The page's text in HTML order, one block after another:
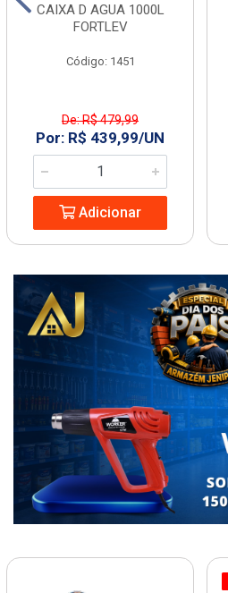
CAIXA D AGUA 1000L
FORTLEV
Código: 1451
De: R$ 479,99
Por: R$ 439,99/UN
Adicionar